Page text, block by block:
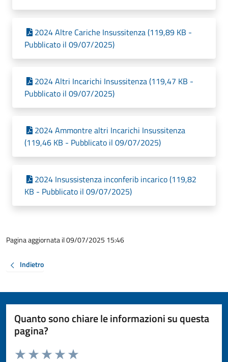
2024 Altre Cariche Insussitenza (119,89 KB -
Pubblicato il 09/07/2025)
2024 Altri Incarichi Insussitenza (119,47 KB -
Pubblicato il 09/07/2025)
2024 Ammontre altri Incarichi Insussitenza
(119,46 KB - Pubblicato il 09/07/2025)
2024 Insussistenza inconferib incarico (119,82
KB - Pubblicato il 09/07/2025)
Pagina aggiornata il 09/07/2025 15:46
Indietro
Quanto sono chiare le informazioni su questa
pagina?
Valuta da 1 a 5 stelle la pagina